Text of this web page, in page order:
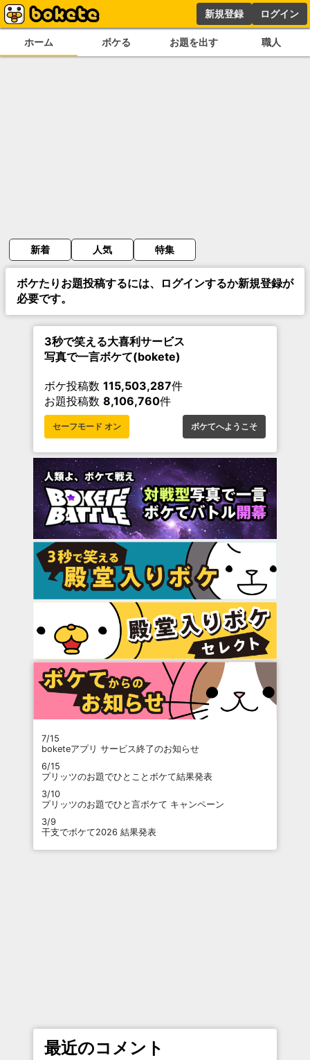
新規登録 ログイン
ホーム ボケる お題を出す 職人
新着 人気 特集
ボケたりお題投稿するには、ログインするか新規登録が
必要です。
3秒で笑える大喜利サービス
写真で一言ボケて(bokete)
ボケ投稿数 115,503,287件
お題投稿数 8,106,760件
セーフモード オン ボケてへようこそ
7/15
boketeアプリ サービス終了のお知らせ
6/15
プリッツのお題でひとことボケて結果発表
3/10
プリッツのお題でひと言ボケて キャンペーン
3/9
干支でボケて2026 結果発表
最近のコメント